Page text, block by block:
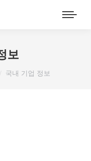
보
국내 기업 정보